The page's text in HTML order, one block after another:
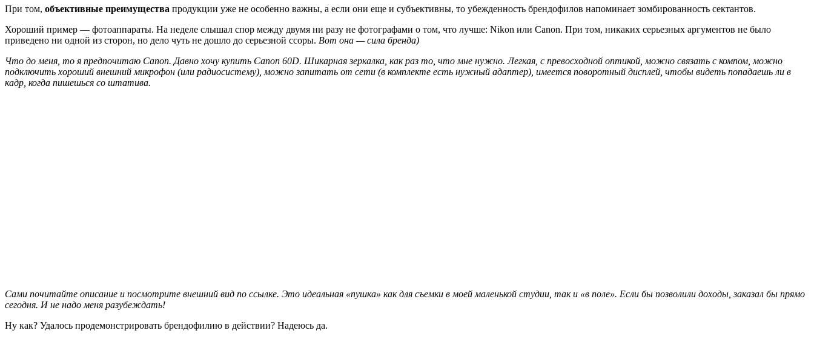
При том, объективные преимущества продукции уже не особенно важны, а если они еще и субъективны, то убежденность брендофилов напоминает зомбированность сектантов.
Хороший пример — фотоаппараты. На неделе слышал спор между двумя ни разу не фотографами о том, что лучше: Nikon или Canon. При том, никаких серьезных аргументов не было
приведено ни одной из сторон, но дело чуть не дошло до серьезной ссоры. Вот она — сила бренда)
Что до меня, то я предпочитаю Canon. Давно хочу купить Canon 60D. Шикарная зеркалка, как раз то, что мне нужно. Легкая, с превосходной оптикой, можно связать с компом, можно
подключить хороший внешний микрофон (или радиосистему), можно запитать от сети (в комплекте есть нужный адаптер), имеется поворотный дисплей, чтобы видеть попадаешь ли в
кадр, когда пишешься со штатива.
Сами почитайте описание и посмотрите внешний вид по ссылке. Это идеальная «пушка» как для съемки в моей маленькой студии, так и «в поле». Если бы позволили доходы, заказал бы прямо
сегодня. И не надо меня разубеждать!
Ну как? Удалось продемонстрировать брендофилию в действии? Надеюсь да.